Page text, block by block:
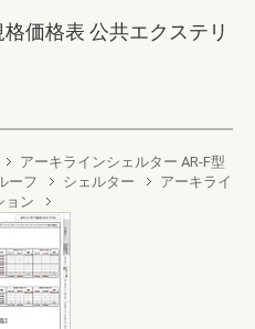
価格表 公共エクステリ
アーキラインシェルター AR-F型
ーフ シェルター
アーキライ
ョン